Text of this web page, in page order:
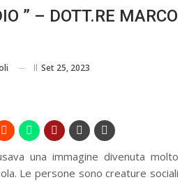
TRA PROTEZIONE E BUON SENSO
” – DOTT.RE MARCO
Il Set 25, 2023
una immagine divenuta molto
Le persone sono creature sociali